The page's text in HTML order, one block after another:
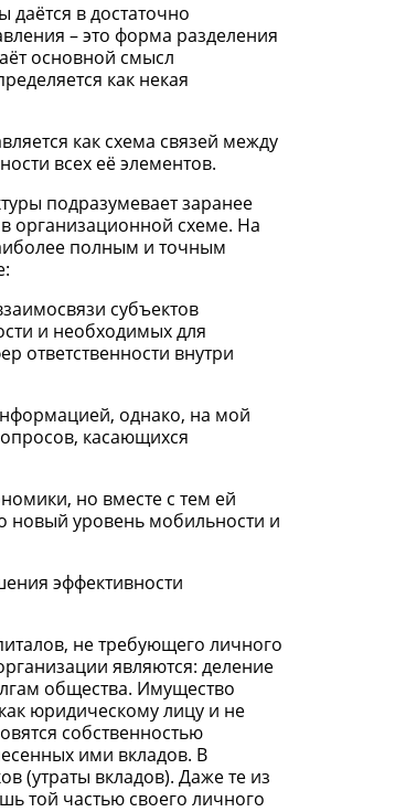
в достаточно
– это форма разделения
основной смысл
как некая
как схема связей между
всех её элементов.
подразумевает заранее
организационной схеме. На
полным и точным
субъектов
и необходимых для
ответственности внутри
однако, на мой
касающихся
но вместе с тем ей
новый уровень мобильности и
эффективности
не требующего личного
являются: деление
общества. Имущество
юридическому лицу и не
собственностью
ими вкладов. В
(утраты вкладов). Даже те из
той частью своего личного